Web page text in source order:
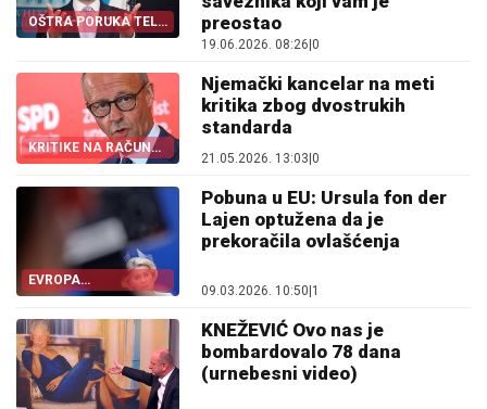
OŠTRA PORUKA TEL
AVIVU
preostao
19.06.2026. 08:26 0
KRITIKE NA RAČUN
MERCA
Njemački kancelar na meti
kritika zbog dvostrukih
standarda
21.05.2026. 13:03 0
EVROPA
PODIJELJENA
Pobuna u EU: Ursula fon der
Lajen optužena da je
prekoračila ovlašćenja
09.03.2026. 10:50|1
KNEŽEVIĆ Ovo nas je
bombardovalo 78 dana
(urnebesni video)